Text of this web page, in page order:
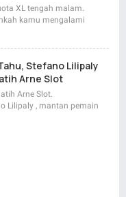
XL tengah malam.
kamu mengalami
Stefano Lilipaly
Arne Slot
Arne Slot.
Lilipaly , mantan pemain